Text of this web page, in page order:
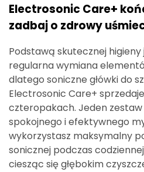
Electrosonic Care+
zadbaj o zdrowy
Podstawą skutecznej
regularna wymiana
dlatego soniczne główki do
Electrosonic Care+
czteropakach. Jeden zestaw
spokojnego i efektywnego
wykorzystasz maksymalny
sonicznej podczas
ciesząc się głębokim